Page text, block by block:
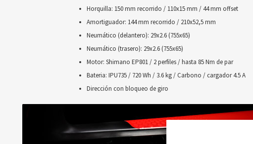
Horquilla: 150 mm recorrido / 110x15 mm / 44 mm offset
Amortiguador: 144 mm recorrido / 210x52,5 mm
Neumático (delantero): 29x2.6 (755x65)
Neumático (trasero): 29x2.6 (755x65)
Motor: Shimano EP801 / 2 perfiles / hasta 85 Nm de par
Bateria: IPU735 / 720 Wh / 3.6 kg / Carbono / cargador 4.5 A
Dirección con bloqueo de giro